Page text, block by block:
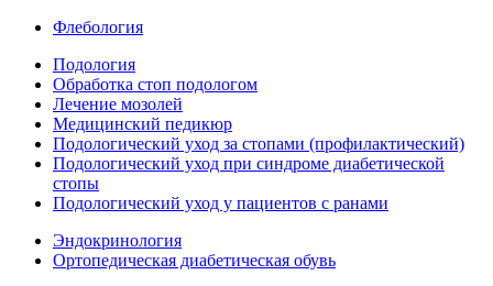
Флебология
Подология
Обработка стоп подологом
Лечение мозолей
Медицинский педикюр
Подологический уход за стопами (профилактический)
Подологический уход при синдроме диабетической
стопы
Подологический уход у пациентов с ранами
Эндокринология
Ортопедическая диабетическая обувь